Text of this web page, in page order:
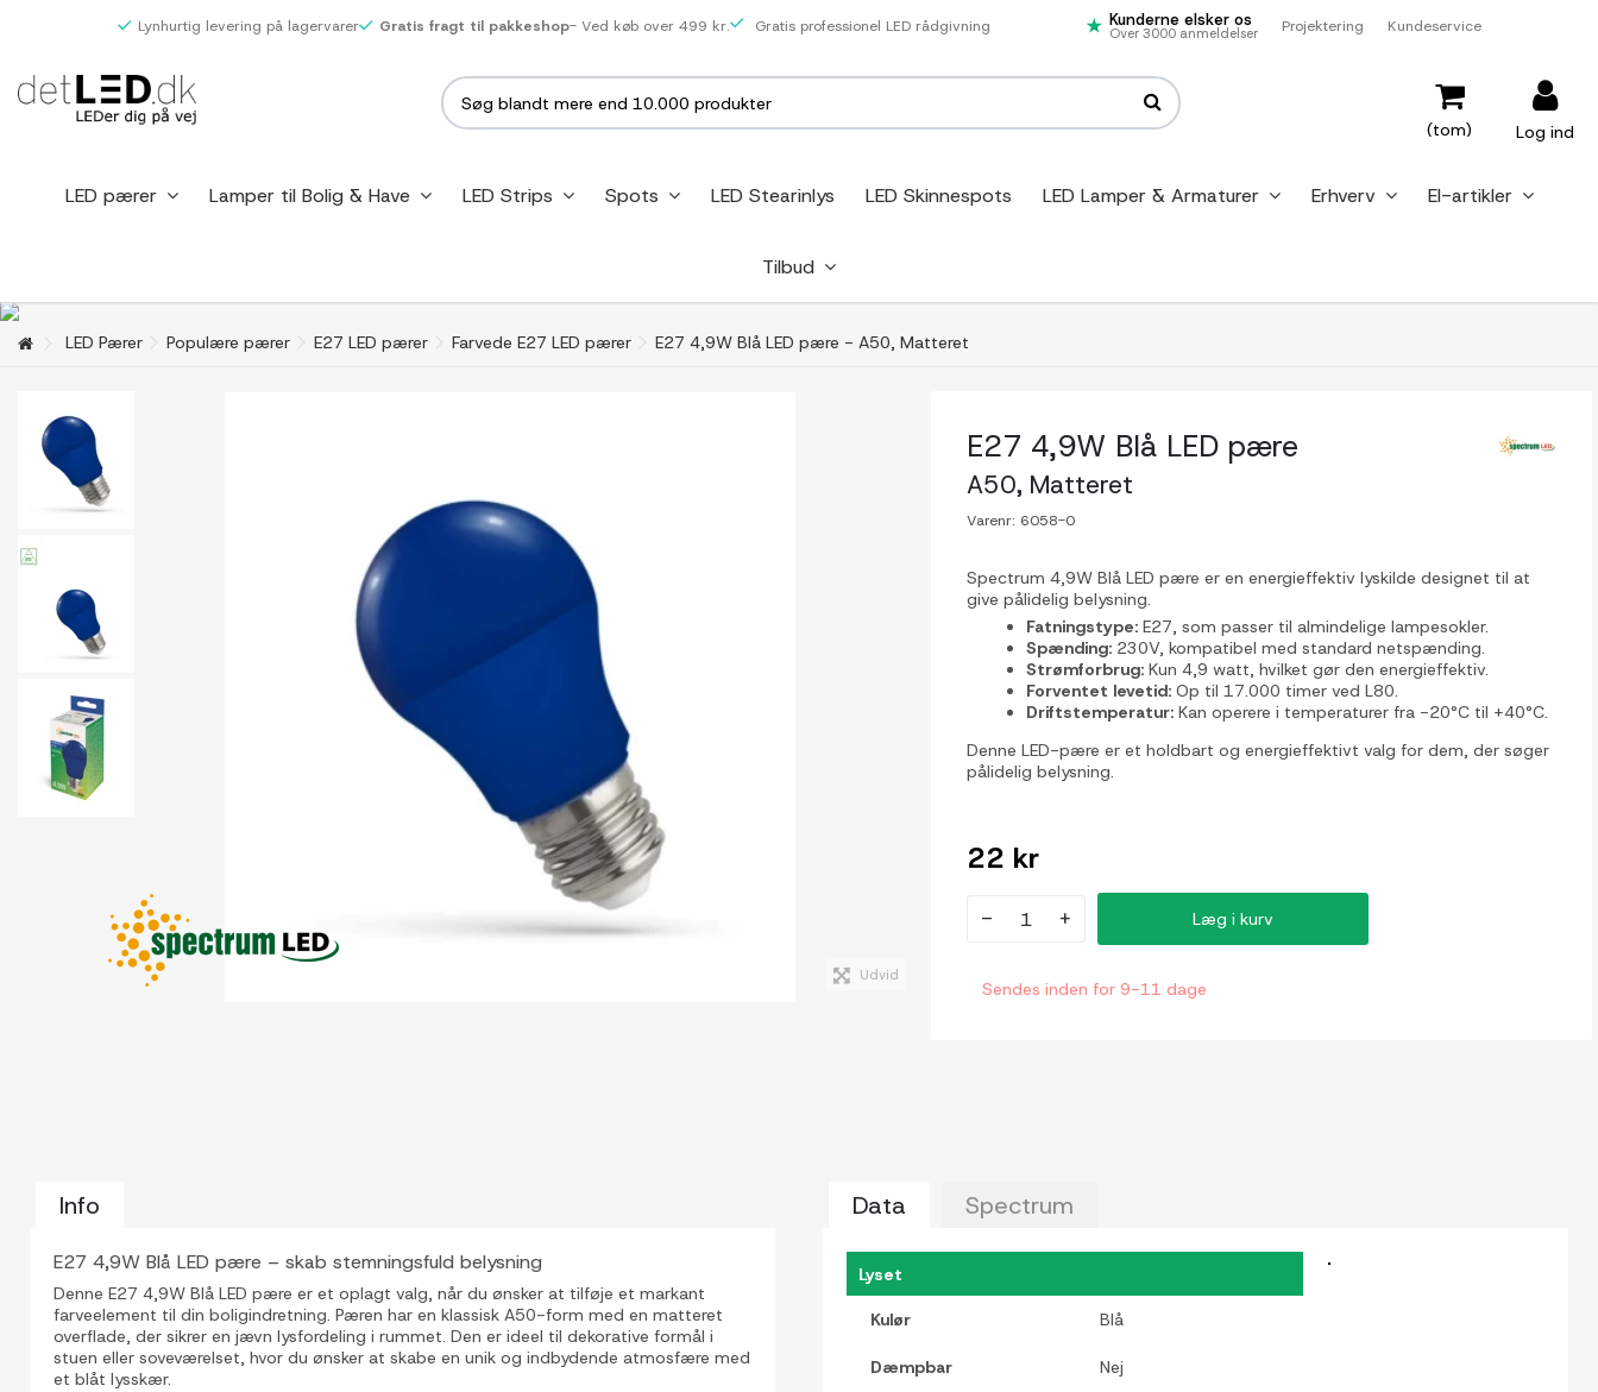
Lynhurtig levering på lagervarer Gratis fragt til pakkeshop- Ved køb over 499 kr. Gratis professionel LED rådgivning Kunderne elsker os
Over 3000 anmeldelser Projektering Kundeservice
Log ind
(tom)
LED pærer Lamper til Bolig & Have LED Strips Spots LED Stearinlys LED Skinnespots LED Lamper & Armaturer Erhverv El-artikler
Tilbud
LED Pærer Populære pærer E27 LED pærer Farvede E27 LED pærer E27 4,9W Blå LED pære - A50, Matteret
Udvid
E27 4,9W Blå LED pære
A50, Matteret
Varenr: 6058-0
Spectrum 4,9W Blå LED pære er en energieffektiv lyskilde designet til at
give pålidelig belysning.
Fatningstype: E27, som passer til almindelige lampesokler.
Spænding: 230V, kompatibel med standard netspænding.
Strømforbrug: Kun 4,9 watt, hvilket gør den energieffektiv.
Forventet levetid: Op til 17.000 timer ved L80.
Driftstemperatur: Kan operere i temperaturer fra -20°C til +40°C.
Denne LED-pære er et holdbart og energieffektivt valg for dem, der søger
pålidelig belysning.
22 kr
- + Læg i kurv
Sendes inden for 9-11 dage
Info Data Spectrum
E27 4,9W Blå LED pære – skab stemningsfuld belysning
Denne E27 4,9W Blå LED pære er et oplagt valg, når du ønsker at tilføje et markant
farveelement til din boligindretning. Pæren har en klassisk A50-form med en matteret
overflade, der sikrer en jævn lysfordeling i rummet. Den er ideel til dekorative formål i
stuen eller soveværelset, hvor du ønsker at skabe en unik og indbydende atmosfære med
et blåt lysskær.
Lyset
Kulør Blå
Dæmpbar Nej